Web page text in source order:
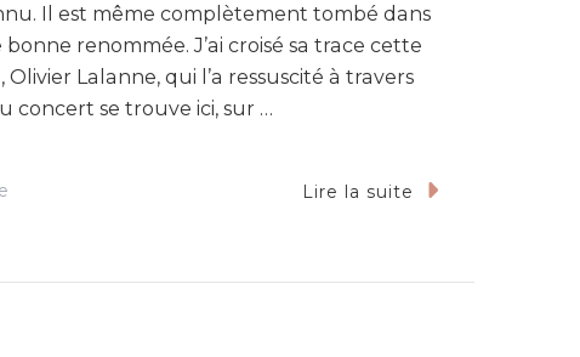
Il est même complètement tombé dans
bonne renommée. J’ai croisé sa trace cette
Lalanne, qui l’a ressuscité à travers
concert se trouve ici, sur …
Lire la suite